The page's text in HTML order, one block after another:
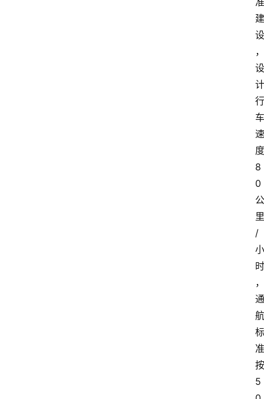
建
设
，
设
计
行
车
速
度
8
0
公
里
/
小
时
，
通
航
标
准
按
5